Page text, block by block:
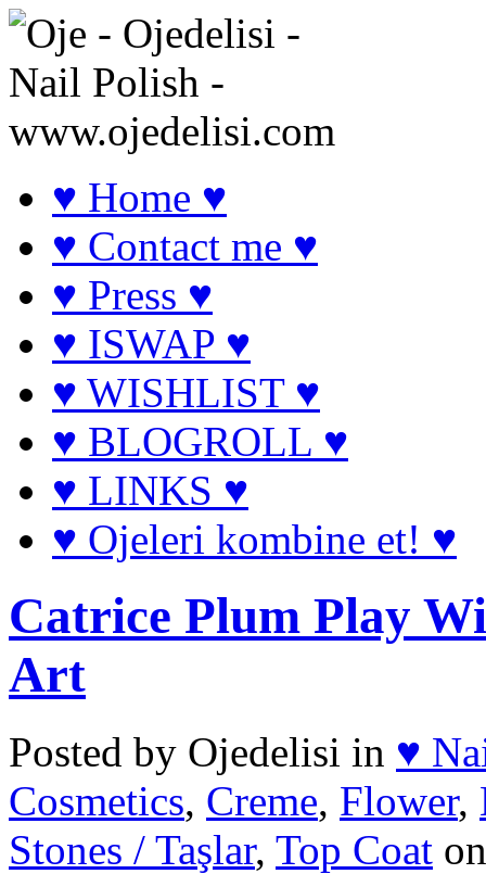
♥ Home ♥
♥ Contact me ♥
♥ Press ♥
♥ ISWAP ♥
♥ WISHLIST ♥
♥ BLOGROLL ♥
♥ LINKS ♥
♥ Ojeleri kombine et! ♥
Catrice Plum Play
Art
Posted by Ojedelisi in ♥
Cosmetics, Creme, Flower,
Stones / Taşlar, Top Coat